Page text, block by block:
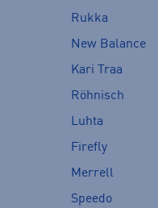
Rukka
New Balance
Kari Traa
Röhnisch
Luhta
Firefly
Merrell
Speedo